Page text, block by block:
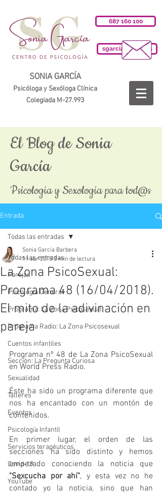
687 160 100
sgarciab@cop.es
SONIA GARCÍA
Psicóloga y Sexóloga Clínica
Colegiada M-27.993
El Blog de Sonia
García
Psicología y Sexología para tod@s
Entrada
Todas las entradas
Parejas
Psicología General
Programa: La Zona Psicosexual
Programa Radio: La Zona Psicosexual
Cuentos infantiles
Sección: La Pregunta Curiosa
Sexualidad
Talleres
Eventos
Psicología Infantil
Servicios terapéuticos
Covid-19
YouTube
Todas las entradas
La Zona PsicoSexual:
Programa 48 (16/04/2018).
El mito de la adivinación en
pareja
Sonia García Barbera
19 abr 2018 3 min de lectura
Programa nº 48 de La Zona PsicoSexual
en World Press Radio.
Éste ha sido un programa diferente que
nos ha encantado con un montón de
contenidos.
En primer lugar, el orden de las
secciones ha sido distinto y hemos
"Sexcucha por ahí", y esta vez no he
contado yo la noticia, sino que han